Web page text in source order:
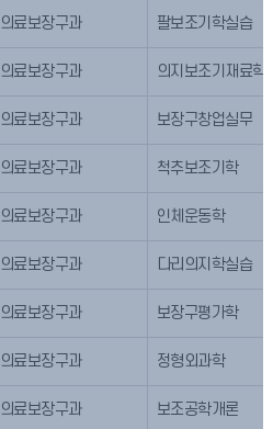
의료보장구과 팔보조기학실습
의료보장구과 의지보조기재료학
의료보장구과 보장구창업실무
의료보장구과 척추보조기학
의료보장구과 인체운동학
의료보장구과 다리의지학실습
의료보장구과 보장구평가학
의료보장구과 정형외과학
의료보장구과 보조공학개론